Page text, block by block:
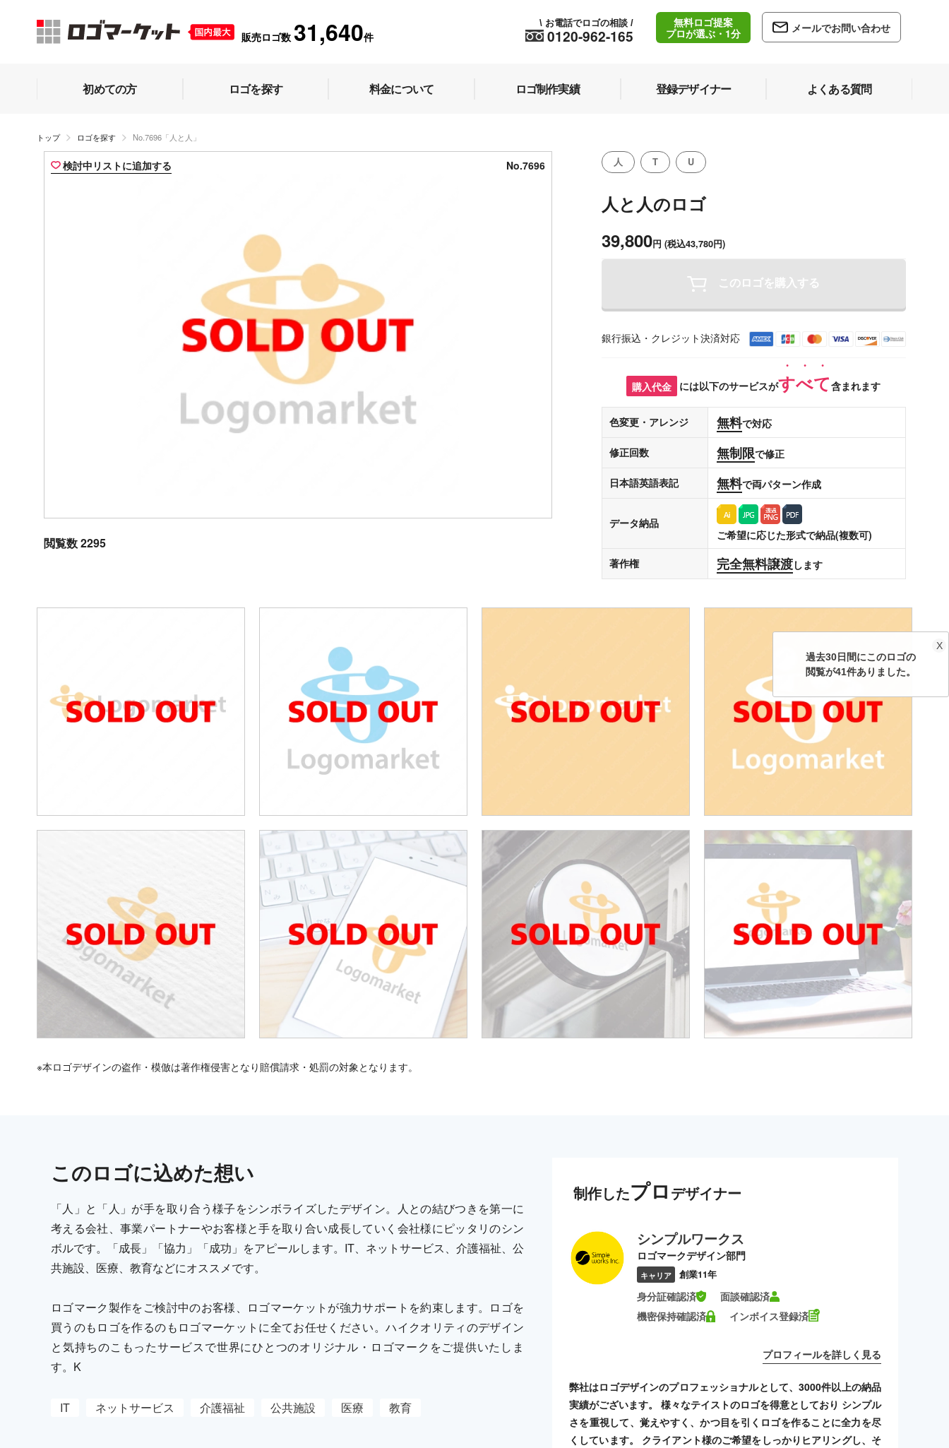
販売ロゴ数 31,640件 0120-962-165
\ お電話でロゴの相談 /
無料ロゴ提案
プロが選ぶ・1分
メールでお問い合わせ
初めての方 ロゴを探す 料金について ロゴ制作実績 登録デザイナー よくある質問
トップ ロゴを探す No.7696「人と人」
検討中リストに追加する No.7696
閲覧数 2295
人 T U
人と人のロゴ
39,800円 (税込43,780円)
このロゴを購入する
銀行振込・クレジット決済対応
購入代金 には以下のサービスがすべて含まれます
色変更・アレンジ 無料で対応
修正回数 無制限で修正
日本語英語表記 無料で両パターン作成
データ納品
ご希望に応じた形式で納品(複数可)
著作権
完全無料譲渡します
※本ロゴデザインの盗作・模倣は著作権侵害となり賠償請求・処罰の対象となります。
このロゴに込めた想い
「人」と「人」が手を取り合う様子をシンボライズしたデザイン。人との結びつきを第一に
考える会社、事業パートナーやお客様と手を取り合い成長していく会社様にピッタリのシン
ボルです。「成長」「協力」「成功」をアピールします。IT、ネットサービス、介護福祉、公
共施設、医療、教育などにオススメです。
ロゴマーク製作をご検討中のお客様、ロゴマーケットが強力サポートを約束します。ロゴを
買うのもロゴを作るのもロゴマーケットに全てお任せください。ハイクオリティのデザイン
と気持ちのこもったサービスで世界にひとつのオリジナル・ロゴマークをご提供いたしま
す。K
IT ネットサービス 介護福祉 公共施設 医療 教育
制作したプロ デザイナー
シンプルワークス
ロゴマークデザイン部門
キャリア 創業11年
身分証確認済
面談確認済
機密保持確認済
インボイス登録済
プロフィールを詳しく見る
弊社はロゴデザインのプロフェッショナルとして、3000件以上の納品
実績がございます。 様々なテイストのロゴを得意としており シンプル
さを重視して、覚えやすく、かつ目を引くロゴを作ることに全力を尽
くしています。 クライアント様のご希望をしっかりヒアリングし、そ